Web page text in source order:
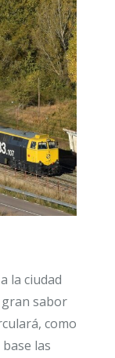
la ciudad
gran sabor
como
las